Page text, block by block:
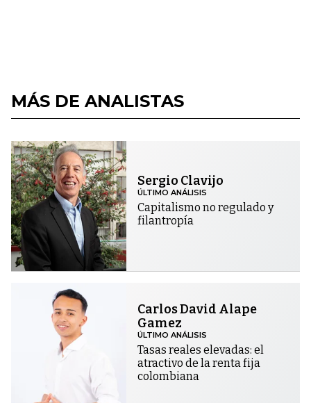
MÁS DE ANALISTAS
Sergio Clavijo
ÚLTIMO ANÁLISIS
Capitalismo no regulado y
filantropía
Carlos David Alape
Gamez
ÚLTIMO ANÁLISIS
Tasas reales elevadas: el
atractivo de la renta fija
colombiana